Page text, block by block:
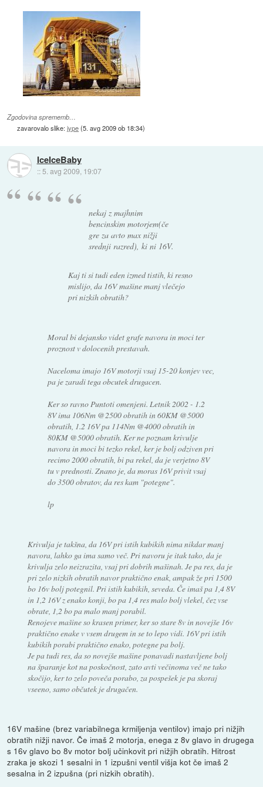
Zgodovina sprememb…
zavarovalo slike:jype(5. avg 2009 ob 18:34)
IceIceBaby
:: 5. avg 2009, 19:07
nekaj z majhnim
bencinskim motorjem(če
gre za avto max nižji
srednji razred), ki ni 16V.
Kaj ti si tudi eden izmed tistih, ki resno
mislijo, da 16V mašine manj vlečejo
pri nizkih obratih?
Moral bi dejansko videt grafe navora in moci ter
proznost v dolocenih prestavah.
Naceloma imajo 16V motorji vsaj 15-20 konjev vec,
pa je zaradi tega obcutek drugacen.
Ker so ravno Puntoti omenjeni. Letnik 2002 - 1.2
8V ima 106Nm @2500 obratih in 60KM @5000
obratih, 1.2 16V pa 114Nm @4000 obratih in
80KM @5000 obratih. Ker ne poznam krivulje
navora in moci bi tezko rekel, ker je bolj odziven pri
recimo 2000 obratih, bi pa rekel, da je verjetno 8V
tu v prednosti. Znano je, da moras 16V privit vsaj
do 3500 obratov, da res kam "potegne".
lp
Krivulja je takšna, da 16V pri istih kubikih nima nikdar manj
navora, lahko ga ima samo več. Pri navoru je itak tako, da je
krivulja zelo neizrazita, vsaj pri dobrih mašinah. Je pa res, da je
pri zelo nizkih obratih navor praktično enak, ampak že pri 1500
bo 16v bolj potegnil. Pri istih kubikih, seveda. Če imaš pa 1,4 8V
in 1,2 16V z enako konji, bo pa 1,4 res malo bolj vlekel, čez vse
obrate, 1,2 bo pa malo manj porabil.
Renojeve mašine so krasen primer, ker so stare 8v in novejše 16v
praktično enake v vsem drugem in se to lepo vidi. 16V pri istih
kubikih porabi praktično enako, potegne pa bolj.
Je pa tudi res, da so novejše mašine ponavadi nastavljene bolj
na šparanje kot na poskočnost, zato avti večinoma več ne tako
skočijo, ker to zelo poveča porabo, za pospešek je pa skoraj
vseeno, samo občutek je drugačen.
16V mašine (brez variabilnega krmiljenja ventilov) imajo pri nižjih
obratih nižji navor. Če imaš 2 motorja, enega z 8v glavo in drugega
s 16v glavo bo 8v motor bolj učinkovit pri nižjih obratih. Hitrost
zraka je skozi 1 sesalni in 1 izpušni ventil višja kot če imaš 2
sesalna in 2 izpušna (pri nizkih obratih).